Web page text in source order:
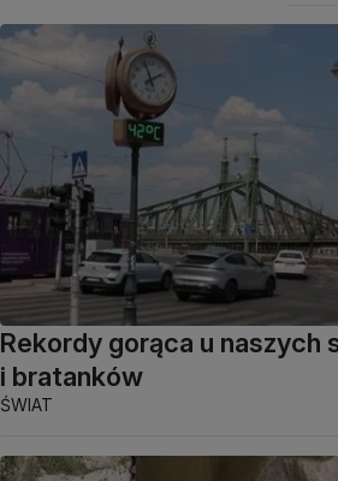
Rekordy gorąca u naszych
i bratanków
ŚWIAT